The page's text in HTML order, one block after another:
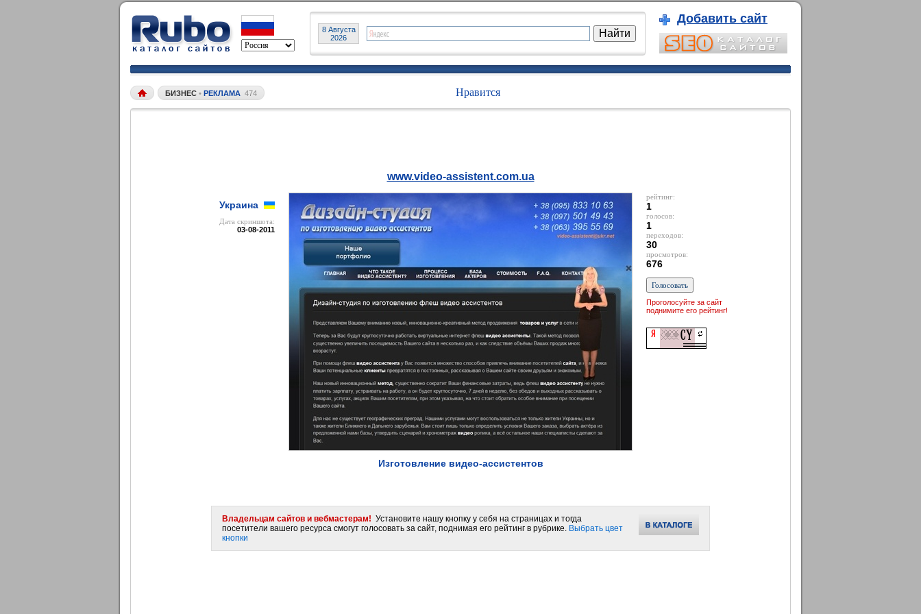
8 Августа
2026
Добавить сайт
БИЗНЕС • РЕКЛАМА 474 Нравится
Украина
Дата cкриншота:
03-08-2011
www.video-assistent.com.ua
Изготовление видео-ассистентов
рейтинг:
1
голосов:
1
переходов:
30
просмотров:
676
Проголосуйте за сайт
поднимите его рейтинг!
Владельцам сайтов и вебмастерам! Установите нашу кнопку у себя на страницах и тогда
посетители вашего ресурса смогут голосовать за сайт, поднимая его рейтинг в рубрике. Выбрать цвет
кнопки